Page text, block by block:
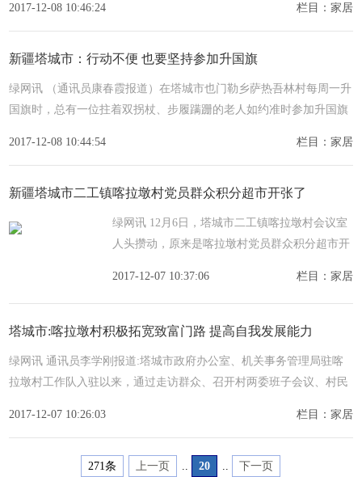
2017-12-08 10:46:24
栏目：家居
新疆塔城市：行动不便 也要坚持参加升国旗
绿网讯 （通讯员康春霞报道）在塔城市也门勒乡萨热吾林村每周一升
国旗时，总有一位拄着双拐杖、步履蹒跚的老人如约准时参加升国旗
2017-12-08 10:44:54
栏目：家居
新疆塔城市二工镇喀拉墩村党员群众积分超市开张了
绿网讯 12月6日，塔城市二工镇喀拉墩村会议室
人头攒动，原来是喀拉墩村党员群众积分超市开
调动村
2017-12-07 10:37:06 栏目：家居
塔城市:喀拉墩村积极拓宽致富门路 提高自我发展能力
绿网讯 通讯员李学刚报道:塔城市政府办公室、机关事务管理局驻喀
拉墩村工作队入驻以来，通过走访群众、召开村两委班子会议、村民
2017-12-07 10:26:03
栏目：家居
271条 上一页 .. 20 .. 下一页